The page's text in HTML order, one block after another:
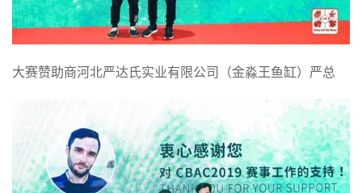
大赛赞助商河北严达氏实业有限公司（金淼王鱼缸）严总